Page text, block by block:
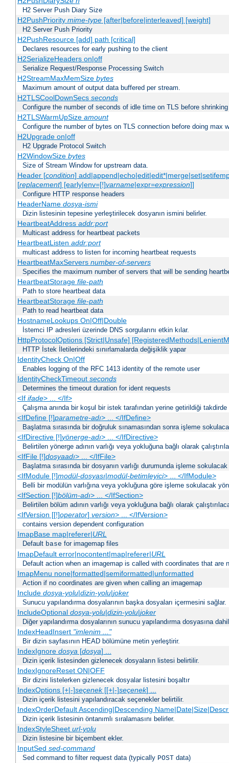
H2 Server Push Diary Size
H2PushPriority mime-type[after|before|interleaved] [weight]
H2 Server Push Priority
H2PushResource [add] path [critical]
Declares resources for early pushing to the client
H2SerializeHeaders on|off
Serialize Request/Response Processing Switch
H2StreamMaxMemSize bytes
Maximum amount of output data buffered per stream.
H2TLSCoolDownSecs seconds
Configure the number of seconds of idle time on TLS before
H2TLSWarmUpSize amount
Configure the number of bytes on TLS connection before doing max
H2Upgrade on|off
H2 Upgrade Protocol Switch
H2WindowSize bytes
Size of Stream Window for upstream data.
Header [condition]
[replacement] [early|env=[!]varname|expr=expression]]
Configure HTTP response headers
HeaderName dosya-ismi
Dizin listesinin tepesine yerleştirilecek dosyanın ismini belirler.
HeartbeatAddress addr:port
Multicast address for heartbeat packets
HeartbeatListen addr:port
multicast address to listen for incoming heartbeat requests
HeartbeatMaxServers number-of-servers
Specifies the maximum number of servers that will be sending
HeartbeatStorage file-path
Path to store heartbeat data
HeartbeatStorage file-path
Path to read heartbeat data
HostnameLookups On|Off|Double
İstemci IP adresleri üzerinde DNS sorgularını etkin kılar.
HttpProtocolOptions [Strict|Unsafe]
HTTP İstek İletilerindeki sınırlamalarda değişiklik yapar
IdentityCheck On|Off
Enables logging of the RFC 1413 identity of the remote user
IdentityCheckTimeout seconds
Determines the timeout duration for ident requests
<If ifade> ... </If>
Çalışma anında bir koşul bir istek tarafından yerine getirildiği takdirde
<IfDefine [!]parametre-adı> ... </IfDefine>
Başlatma sırasında bir doğruluk sınamasından sonra işleme
<IfDirective [!]yönerge-adı> ... </IfDirective>
Belirtilen yönerge adının varlığı veya yokluğuna bağlı olarak
<IfFile [!]dosyaadı> ... </IfFile>
Başlatma sırasında bir dosyanın varlığı durumunda işleme
<IfModule [!]modül-dosyası|modül-betimleyici> ... </IfModule>
Belli bir modülün varlığına veya yokluğuna göre işleme sokulacak
<IfSection [!]bölüm-adı> ... </IfSection>
Belirtilen bölüm adının varlığı veya yokluğuna bağlı olarak
<IfVersion [[!]operator] version> ... </IfVersion>
contains version dependent configuration
ImapBase map|referer|URL
Default base for imagemap files
ImapDefault error|nocontent|map|referer|URL
Default action when an imagemap is called with coordinates that are
ImapMenu none|formatted|semiformatted|unformatted
Action if no coordinates are given when calling an imagemap
Include dosya-yolu|dizin-yolu|joker
Sunucu yapılandırma dosyalarının başka dosyaları içermesini sağlar.
IncludeOptional dosya-yolu|dizin-yolu|joker
Diğer yapılandırma dosyalarının sunucu yapılandırma dosyasına
IndexHeadInsert "imlenim ..."
Bir dizin sayfasının HEAD bölümüne metin yerleştirir.
IndexIgnore dosya[dosya] ...
Dizin içerik listesinden gizlenecek dosyaların listesi belirtilir.
IndexIgnoreReset ON|OFF
Bir dizini listelerken gizlenecek dosyalar listesini boşaltır
IndexOptions [+|-]seçenek[[+|-]seçenek] ...
Dizin içerik listesini yapılandıracak seçenekler belirtilir.
IndexOrderDefault Ascending|Descending
Dizin içerik listesinin öntanımlı sıralamasını belirler.
IndexStyleSheet url-yolu
Dizin listesine bir biçembent ekler.
InputSed sed-command
Sed command to filter request data (typically POST data)